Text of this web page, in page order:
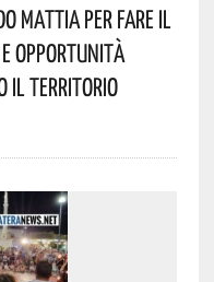
Mattia Per Fare Il
E Opportunità
Il Territorio